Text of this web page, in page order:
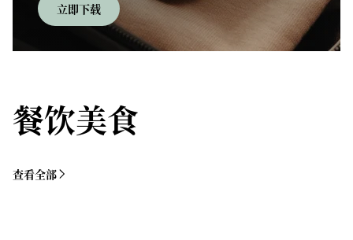
立即下载
餐饮美食
查看全部